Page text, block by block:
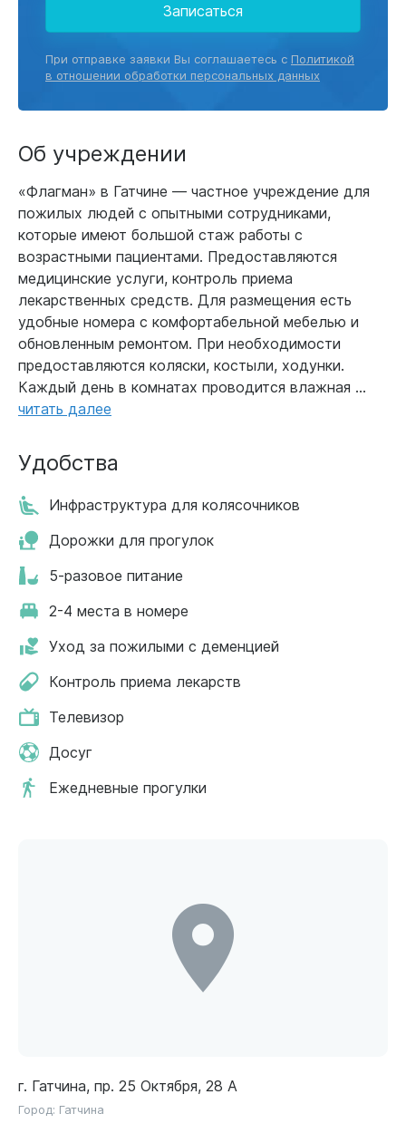
Записаться
При отправке заявки Вы соглашаетесь с Политикой
в отношении обработки персональных данных
Об учреждении
«Флагман» в Гатчине — частное учреждение для
пожилых людей с опытными сотрудниками,
которые имеют большой стаж работы с
возрастными пациентами. Предоставляются
медицинские услуги, контроль приема
лекарственных средств. Для размещения есть
удобные номера с комфортабельной мебелью и
обновленным ремонтом. При необходимости
предоставляются коляски, костыли, ходунки.
Каждый день в комнатах проводится влажная ...
читать далее
Удобства
Инфраструктура для колясочников
Дорожки для прогулок
5-разовое питание
2-4 места в номере
Уход за пожилыми с деменцией
Контроль приема лекарств
Телевизор
Досуг
Ежедневные прогулки
г. Гатчина, пр. 25 Октября, 28 А
Город: Гатчина